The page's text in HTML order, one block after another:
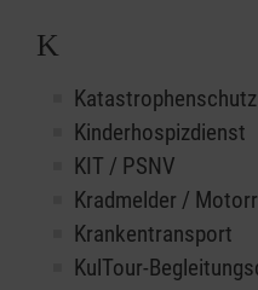
K
Katastrophenschutz
Kinderhospizdienst
KIT / PSNV
Kradmelder /
Krankentransport
KulTour-